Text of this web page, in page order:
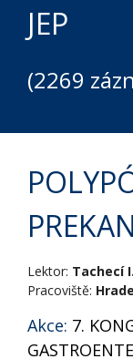
JEP
(2269
Lektor: Tachecí I.
Pracoviště:
Akce: 7.